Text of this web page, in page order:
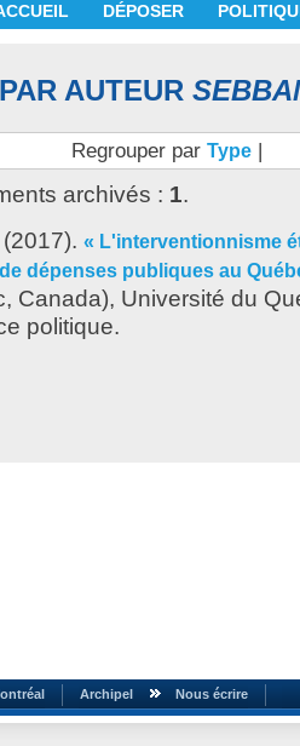
DÉPOSER
AUTEUR
Regrouper par Type |
archivés : 1.
(2017). « L'interventionnisme
dépenses publiques au
Canada), Université du
politique.
Archipel Nous écrire